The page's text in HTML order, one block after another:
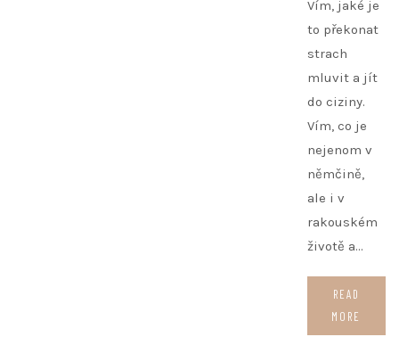
Vím, jaké je
to překonat
strach
mluvit a jít
do ciziny.
Vím, co je
nejenom v
němčině,
ale i v
rakouském
životě a…
READ
MORE